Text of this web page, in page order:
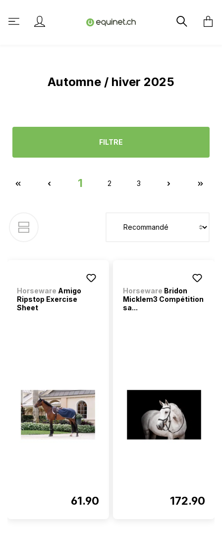
Automne / hiver 2025
FILTRE
1 2 3
Horseware Amigo
Ripstop Exercise
Sheet
61.90
Horseware Bridon
Micklem3 Compétition
sa...
172.90